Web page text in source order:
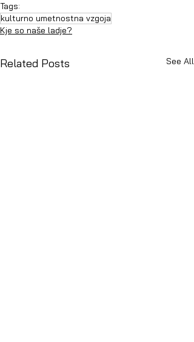
Tags:
kulturno umetnostna vzgoja
Kje so naše ladje?
Related Posts See All